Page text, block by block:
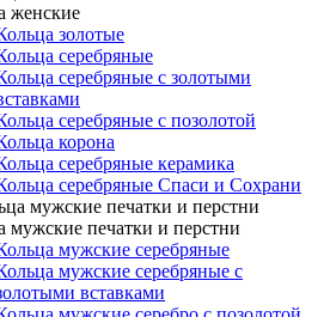
женские
золотые
серебряные
серебряные с золотыми
серебряные с позолотой
корона
серебряные керамика
серебряные Спаси и Сохрани
мужские печатки и перстни
мужские серебряные
мужские серебряные с
вставками